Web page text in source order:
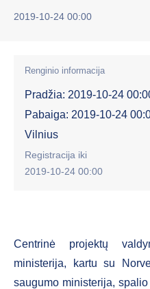
2019-10-24 00:00
Renginio informacija
Pradžia: 2019-10-24
Pabaiga: 2019-10-24
Vilnius
Registracija iki
2019-10-24 00:00
Centrinė projektų
ministerija, kartu su
saugumo ministerija,